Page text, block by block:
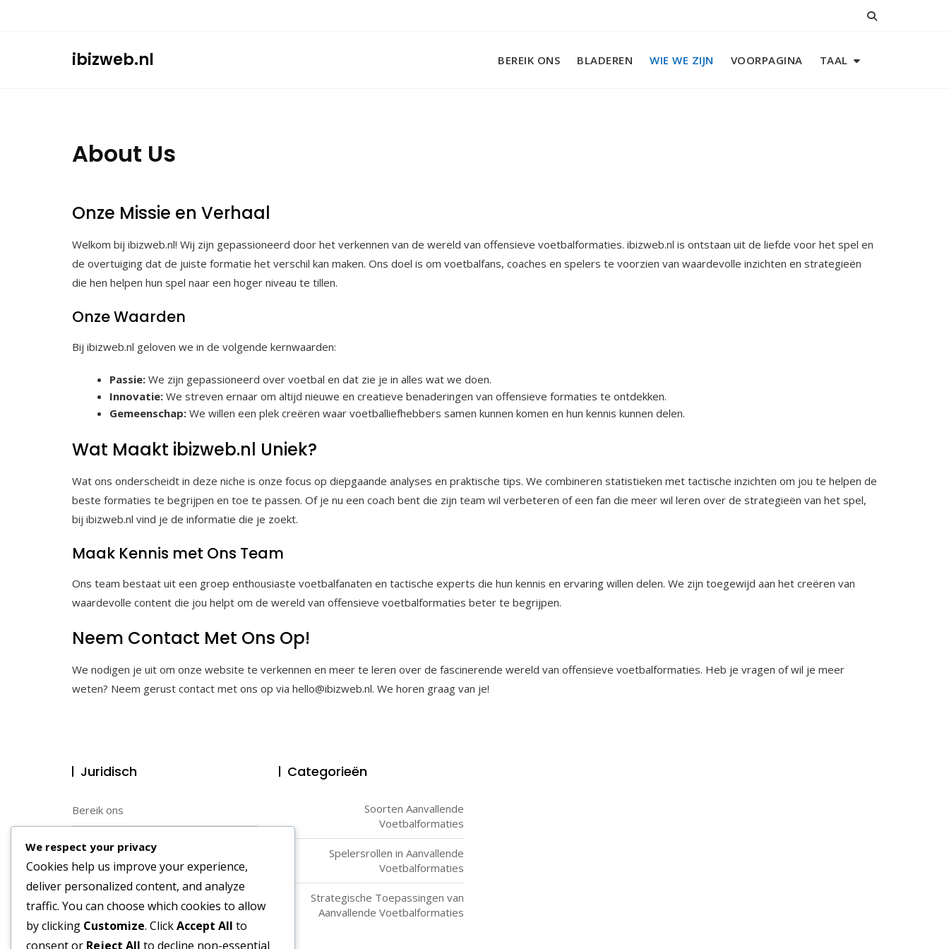
ibizweb.nl BEREIK ONS BLADEREN WIE WE ZIJN VOORPAGINA TAAL
About Us
Onze Missie en Verhaal
Welkom bij ibizweb.nl! Wij zijn gepassioneerd door het verkennen van de wereld van offensieve voetbalformaties. ibizweb.nl is ontstaan uit de liefde voor het spel en
de overtuiging dat de juiste formatie het verschil kan maken. Ons doel is om voetbalfans, coaches en spelers te voorzien van waardevolle inzichten en strategieën
die hen helpen hun spel naar een hoger niveau te tillen.
Onze Waarden
Bij ibizweb.nl geloven we in de volgende kernwaarden:
Passie: We zijn gepassioneerd over voetbal en dat zie je in alles wat we doen.
Innovatie: We streven ernaar om altijd nieuwe en creatieve benaderingen van offensieve formaties te ontdekken.
Gemeenschap: We willen een plek creëren waar voetballiefhebbers samen kunnen komen en hun kennis kunnen delen.
Wat Maakt ibizweb.nl Uniek?
Wat ons onderscheidt in deze niche is onze focus op diepgaande analyses en praktische tips. We combineren statistieken met tactische inzichten om jou te helpen de
beste formaties te begrijpen en toe te passen. Of je nu een coach bent die zijn team wil verbeteren of een fan die meer wil leren over de strategieën van het spel,
bij ibizweb.nl vind je de informatie die je zoekt.
Maak Kennis met Ons Team
Ons team bestaat uit een groep enthousiaste voetbalfanaten en tactische experts die hun kennis en ervaring willen delen. We zijn toegewijd aan het creëren van
waardevolle content die jou helpt om de wereld van offensieve voetbalformaties beter te begrijpen.
Neem Contact Met Ons Op!
We nodigen je uit om onze website te verkennen en meer te leren over de fascinerende wereld van offensieve voetbalformaties. Heb je vragen of wil je meer
weten? Neem gerust contact met ons op via hello@ibizweb.nl. We horen graag van je!
Juridisch
Bereik ons
Gebruikersovereenkomst
Wie we zijn
Cookiebeleid
Jouw privacy
Categorieën
Soorten Aanvallende
Voetbalformaties
Spelersrollen in Aanvallende
Voetbalformaties
Strategische Toepassingen van
Aanvallende Voetbalformaties
We respect your privacy
Cookies help us improve your experience,
deliver personalized content, and analyze
traffic. You can choose which cookies to allow
by clicking Customize. ClickAccept All to
consent or Reject All to decline non-essential